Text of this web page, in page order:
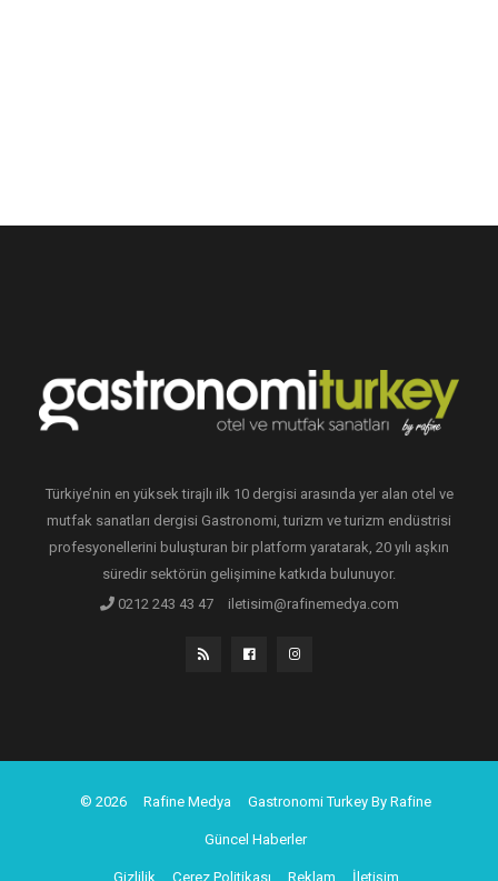
Türkiye’nin en yüksek tirajlı ilk 10 dergisi arasında yer alan otel ve
mutfak sanatları dergisi Gastronomi, turizm ve turizm endüstrisi
profesyonellerini buluşturan bir platform yaratarak, 20 yılı aşkın
süredir sektörün gelişimine katkıda bulunuyor.
0212 243 43 47
iletisim@rafinemedya.com
© 2026 Rafine Medya Gastronomi Turkey By Rafine
Güncel Haberler
Gizlilik Çerez Politikası Reklam İletişim